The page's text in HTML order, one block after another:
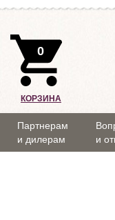
0
КОРЗИНА
Партнерам
и дилерам
и